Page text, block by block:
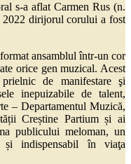
s-a aflat Carmen Rus (n.
dirijorul corului a fost
ansamblul într-un cor
orice gen muzical. Acest
de manifestare şi
inepuizabile de talent,
– Departamentul Muzică,
Creștine Partium și ai
publicului meloman, un
și indispensabil în viaţa